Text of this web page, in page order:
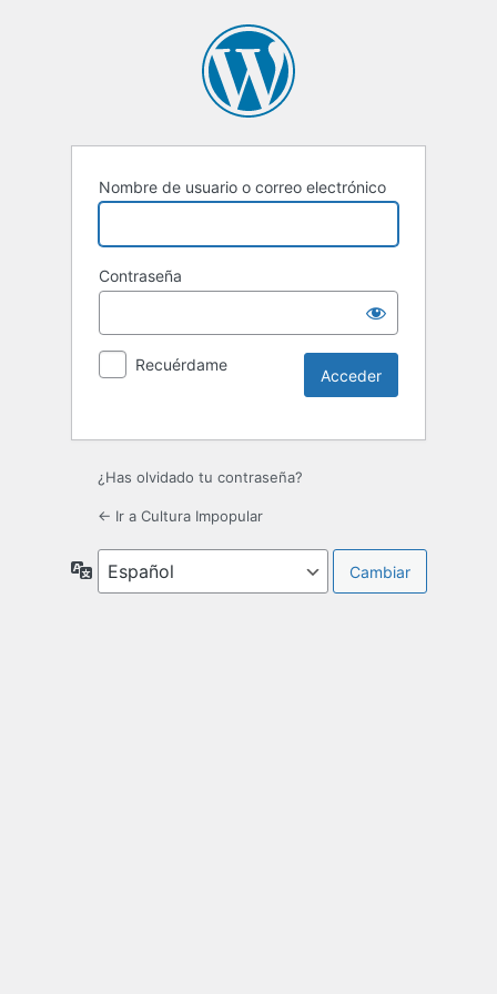
Nombre de usuario o correo electrónico
Contraseña
Recuérdame
¿Has olvidado tu contraseña?
← Ir a Cultura Impopular
Idioma